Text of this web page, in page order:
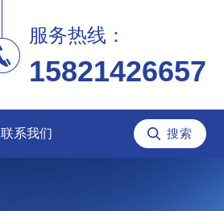
服务热线：
15821426657
联系我们